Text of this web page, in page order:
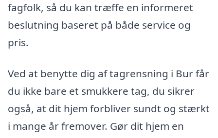
fagfolk, så du kan træffe en informeret
beslutning baseret på både service og
pris.
Ved at benytte dig af tagrensning i Bur får
du ikke bare et smukkere tag, du sikrer
også, at dit hjem forbliver sundt og stærkt
i mange år fremover. Gør dit hjem en